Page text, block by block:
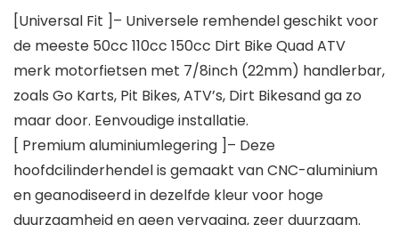
[Universal Fit ]– Universele remhendel geschikt voor
de meeste 50cc 110cc 150cc Dirt Bike Quad ATV
merk motorfietsen met 7/8inch (22mm) handlerbar,
zoals Go Karts, Pit Bikes, ATV’s, Dirt Bikesand ga zo
maar door. Eenvoudige installatie.
[ Premium aluminiumlegering ]– Deze
hoofdcilinderhendel is gemaakt van CNC-aluminium
en geanodiseerd in dezelfde kleur voor hoge
duurzaamheid en geen vervaging, zeer duurzaam.